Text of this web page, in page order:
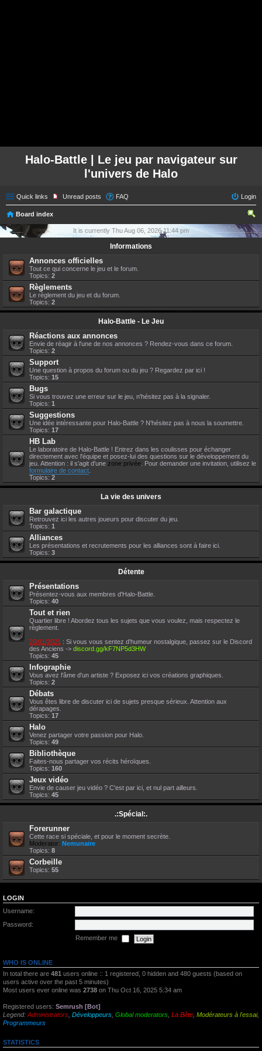
Halo-Battle | Le jeu par navigateur sur
l'univers de Halo
Quick links Unread posts FAQ Login
Board index
ear
It is currently Thu Aug 06, 2026 11:44 pm
Informations
Annonces officielles
Tout ce qui concerne le jeu et le forum.
Topics: 2
Règlements
Le règlement du jeu et du forum.
Topics: 2
Halo-Battle - Le Jeu
Réactions aux annonces
Envie de réagir à l'une de nos annonces ? Rendez-vous dans ce forum.
Topics: 2
Support
Une question à propos du forum ou du jeu ? Regardez par ici !
Topics: 15
Bugs
Si vous trouvez une erreur sur le jeu, n'hésitez pas à la signaler.
Topics: 1
Suggestions
Une idée intéressante pour Halo-Battle ? N'hésitez pas à nous la soumettre.
Topics: 17
HB Lab
Le laboratoire de Halo-Battle ! Entrez dans les coulisses pour échanger
directement avec l'équipe et posez-lui des questions sur le développement du
jeu. Attention : il s'agit d'une zone privée . Pour demander une invitation, utilisez le
formulaire de contact
Topics: 2
La vie des univers
Bar galactique
Retrouvez ici les autres joueurs pour discuter du jeu.
Topics: 1
Alliances
Les présentations et recrutements pour les alliances sont à faire ici.
Topics: 3
Détente
Présentations
Présentez-vous aux membres d'Halo-Battle.
Topics: 40
Tout et rien
Quartier libre ! Abordez tous les sujets que vous voulez, mais respectez le
règlement.
20/01/2021 : Si vous vous sentez d'humeur nostalgique, passez sur le Discord
des Anciens -> discord.gg/kF7NP5d3HW
Topics: 45
Infographie
Vous avez l'âme d'un artiste ? Exposez ici vos créations graphiques.
Topics: 2
Débats
Vous êtes libre de discuter ici de sujets presque sérieux. Attention aux
dérapages.
Topics: 17
Halo
Venez partager votre passion pour Halo.
Topics: 49
Bibliothèque
Faites-nous partager vos récits héroïques.
Topics: 160
Jeux vidéo
Envie de causer jeu vidéo ? C'est par ici, et nul part ailleurs.
Topics: 45
.:Spécial:.
Forerunner
Cette race si spéciale, et pour le moment secrète.
Moderator: Nemunaire
Topics: 8
Corbeille
Topics: 55
LOGIN
Username:
Password:
Remember me
WHO IS ONLINE
In total there are 481 users online :: 1 registered, 0 hidden and 480 guests (based on
users active over the past 5 minutes)
Most users ever online was 2738 on Thu Oct 16, 2025 5:34 am
Registered users: Semrush [Bot]
Legend: Administrators Développeurs Global moderators La Bête Modérateurs à l'essai,
Programmeurs
STATISTICS